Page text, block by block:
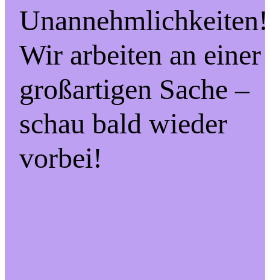
Unannehmlichkeiten!
Wir arbeiten an einer
großartigen Sache –
schau bald wieder
vorbei!